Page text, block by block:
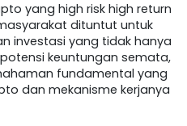
yang high risk high return
dituntut untuk
investasi yang tidak hanya
keuntungan semata,
fundamental yang
dan mekanisme kerjanya